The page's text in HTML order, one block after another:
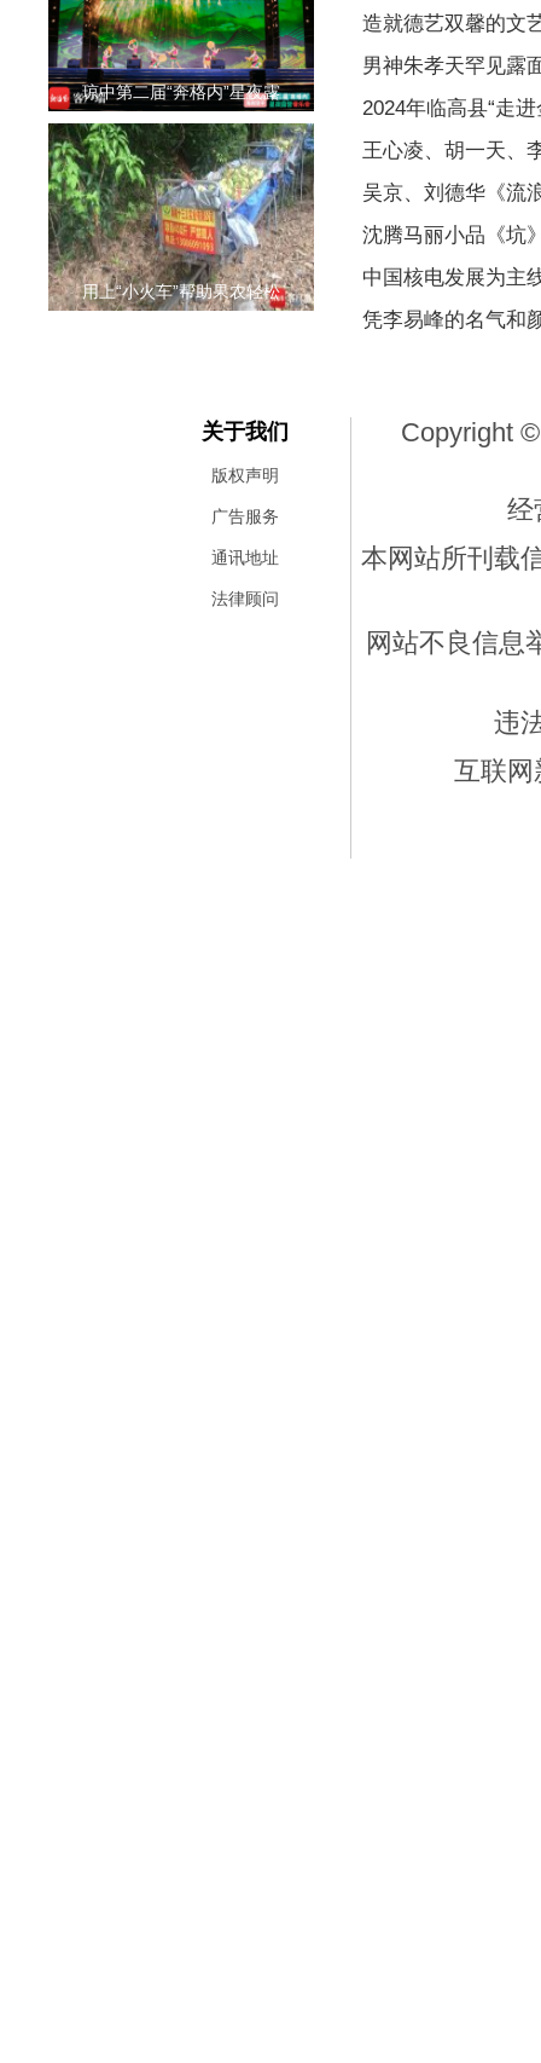
琼中第二届“奔格内”星夜露
用上“小火车”帮助果农轻松
造就德艺双馨的文
男神朱孝天罕见露
2024年临高县“走
王心凌、胡一天、
吴京、刘德华《流
沈腾马丽小品《坑
中国核电发展为主
凭李易峰的名气和
关于我们
版权声明
广告服务
通讯地址
法律顾问
Copyright
经
本网站所刊载
网站不良信息
违
互联网